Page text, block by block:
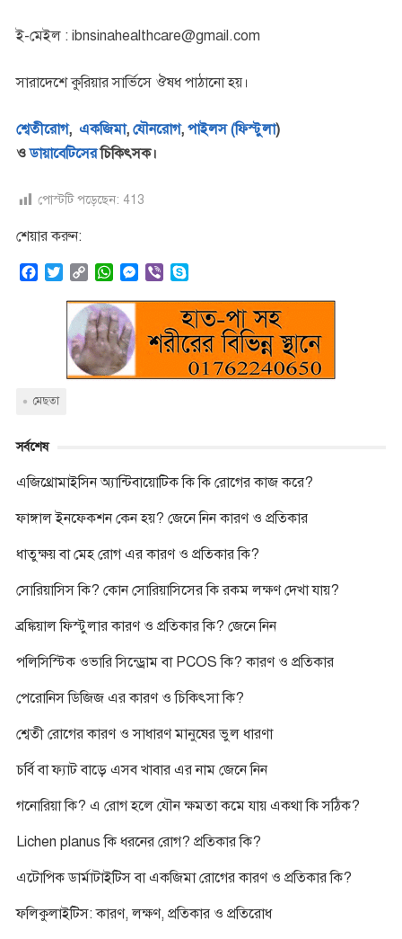
ই-মেইল : ibnsinahealthcare@gmail.com
সারাদেশে কুরিয়ার সার্ভিসে ঔষধ পাঠানো হয়।
শ্বেতীরোগ, একজিমা, যৌনরোগ,পাইলস (ফিস্টুলা)
ওডায়াবেটিসেরচিকিৎসক।
পোস্টটি পড়েছেন: 413
শেয়ার করুন:
k
t
e
r
p
y
L
i
n
W
a
t
s
A
p
M
s
g
V
b
e
r
y
p
e
মেছতা
সর্বশেষ
এজিথ্রোমাইসিন অ্যান্টিবায়োটিক কি কি রোগের কাজ করে?
ফাঙ্গাল ইনফেকশন কেন হয়? জেনে নিন কারণ ও প্রতিকার
ধাতুক্ষয় বা মেহ রোগ এর কারণ ও প্রতিকার কি?
সোরিয়াসিস কি? কোন সোরিয়াসিসের কি রকম লক্ষণ দেখা যায়?
ব্রঙ্কিয়াল ফিস্টুলার কারণ ও প্রতিকার কি? জেনে নিন
পলিসিস্টিক ওভারি সিন্ড্রোম বা PCOS কি? কারণ ও প্রতিকার
পেরোনিস ডিজিজ এর কারণ ও চিকিৎসা কি?
শ্বেতী রোগের কারণ ও সাধারণ মানুষের ভুল ধারণা
চর্বি বা ফ্যাট বাড়ে এসব খাবার এর নাম জেনে নিন
গনোরিয়া কি? এ রোগ হলে যৌন ক্ষমতা কমে যায় একথা কি সঠিক?
Lichen planus কি ধরনের রোগ? প্রতিকার কি?
এটোপিক ডার্মাটাইটিস বা একজিমা রোগের কারণ ও প্রতিকার কি?
ফলিকুলাইটিস: কারণ, লক্ষণ, প্রতিকার ও প্রতিরোধ